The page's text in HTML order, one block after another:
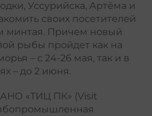
Уссурийска, Артёма и
своих посетителей
минтая. Причем новый
рыбы пройдет как на
– с 24-26 мая, так и в
– до 2 июня.
АНО «ТИЦ ПК» (Visit